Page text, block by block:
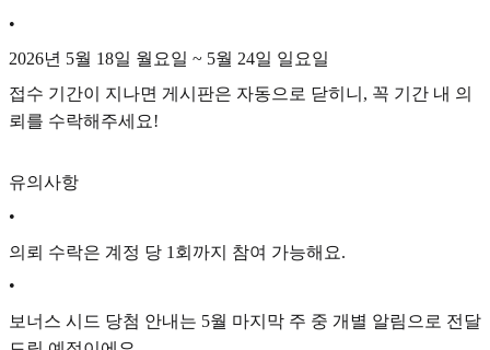
•
2026년 5월 18일 월요일 ~ 5월 24일 일요일
접수 기간이 지나면 게시판은 자동으로 닫히니, 꼭 기간 내 의
뢰를 수락해주세요!
유의사항
•
의뢰 수락은 계정 당 1회까지 참여 가능해요.
•
보너스 시드 당첨 안내는 5월 마지막 주 중 개별 알림으로 전달